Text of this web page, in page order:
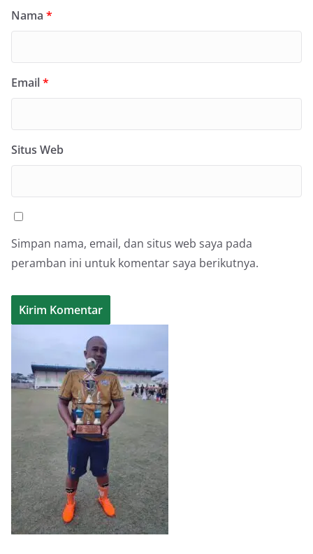
Nama *
Email*
Situs Web
Simpan nama, email, dan situs web saya pada
peramban ini untuk komentar saya berikutnya.